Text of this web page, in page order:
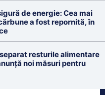
de energie: Cea mai
a fost repornită, în
resturile alimentare
noi măsuri pentru